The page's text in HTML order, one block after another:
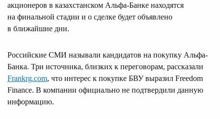
акционеров в казахстанском Альфа-Банке находятся
на финальной стадии и о сделке будет объявлено
в ближайшие дни.
Российские СМИ называли кандидатов на покупку Альфа-
Банка. Три источника, близких к переговорам, рассказали
Frankrg.com, что интерес к покупке БВУ выразил Freedom
Finance. В компании официально не подтвердили данную
информацию.